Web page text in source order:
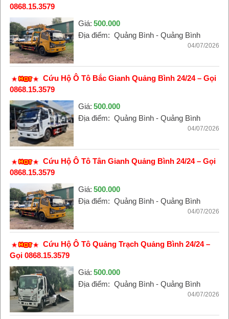
0868.15.3579
Giá: 500.000
Địa điểm: Quảng Bình - Quảng Bình
04/07/2026
Cứu Hộ Ô Tô Bắc Gianh Quảng Bình 24/24 – Gọi
0868.15.3579
Giá: 500.000
Địa điểm: Quảng Bình - Quảng Bình
04/07/2026
Cứu Hộ Ô Tô Tân Gianh Quảng Bình 24/24 – Gọi
0868.15.3579
Giá: 500.000
Địa điểm: Quảng Bình - Quảng Bình
04/07/2026
Cứu Hộ Ô Tô Quảng Trạch Quảng Bình 24/24 –
Gọi 0868.15.3579
Giá: 500.000
Địa điểm: Quảng Bình - Quảng Bình
04/07/2026